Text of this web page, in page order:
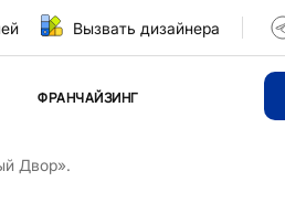
Вызвать дизайнера
ФРАНЧАЙЗИНГ
Двор».